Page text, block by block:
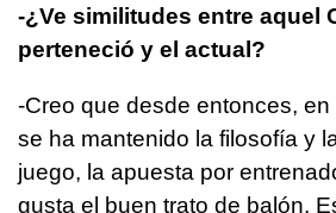
-¿Ve similitudes entre aquel
perteneció y el actual?
-Creo que desde entonces,
se ha mantenido la filosofía y
juego, la apuesta por
gusta el buen trato de balón.